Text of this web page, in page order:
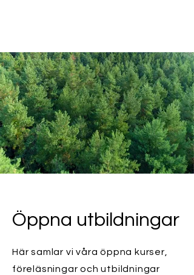
Öppna utbildningar
Här samlar vi våra öppna kurser,
föreläsningar och utbildningar